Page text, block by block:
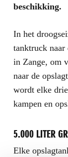
beschikking.
In het
tanktruck
in Zange, om
naar de
wordt elke
kampen en
5.000 LITER
Elke